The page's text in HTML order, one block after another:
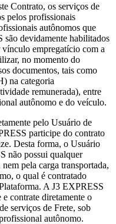
Contrato, os serviços de
pelos profissionais
autônomos que
são devidamente habilitados
empregatício com a
no momento do
documentos, tais como
na categoria
remunerada), entre
autônomo e do veículo.
pelo Usuário de
participe do contrato
Desta forma, o Usuário
não possui qualquer
pela carga transportada,
o qual é contratado
A J3 EXPRESS
contrate diretamente o
serviços de Frete, sob
autônomo.